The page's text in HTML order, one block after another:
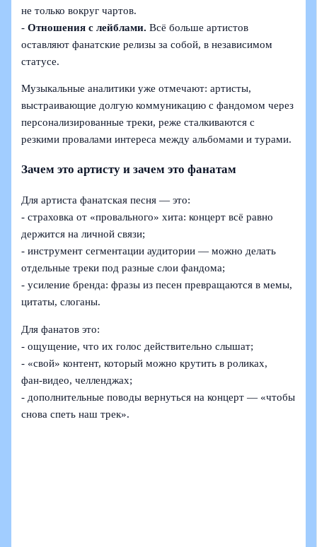
не только вокруг чартов.
-Отношения с лейблами. Всё больше артистов
оставляют фанатские релизы за собой, в независимом
статусе.
Музыкальные аналитики уже отмечают: артисты,
выстраивающие долгую коммуникацию с фандомом через
персонализированные треки, реже сталкиваются с
резкими провалами интереса между альбомами и турами.
Зачем это артисту и зачем это фанатам
Для артиста фанатская песня — это:
- страховка от «провального» хита: концерт всё равно
держится на личной связи;
- инструмент сегментации аудитории — можно делать
отдельные треки под разные слои фандома;
- усиление бренда: фразы из песен превращаются в мемы,
цитаты, слоганы.
Для фанатов это:
- ощущение, что их голос действительно слышат;
- «свой» контент, который можно крутить в роликах,
фан‑видео, челленджах;
- дополнительные поводы вернуться на концерт — «чтобы
снова спеть наш трек».